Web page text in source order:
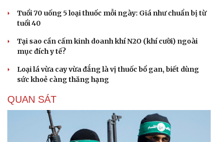
Tuổi 70 uống 5 loại thuốc mỗi ngày: Giá như chuẩn bị từ
tuổi 40
Tại sao cần cấm kinh doanh khí N2O (khí cười) ngoài
mục đích y tế?
Loại lá vừa cay vừa đắng là vị thuốc bổ gan, biết dùng
sức khoẻ càng thăng hạng
QUAN SÁT